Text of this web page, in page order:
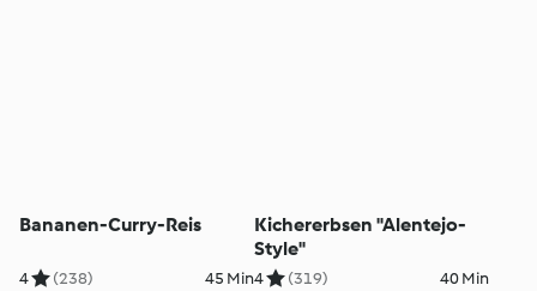
Bananen-Curry-Reis
4 (238) 45 Min
Kichererbsen "Alentejo-
Style"
4 (319) 40 Min